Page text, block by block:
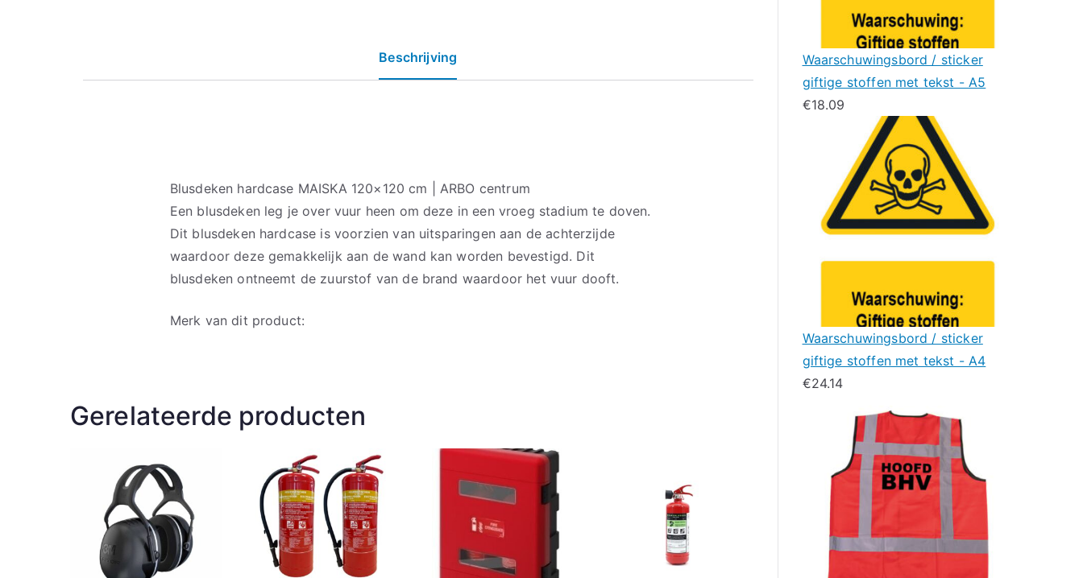
Beschrijving
Blusdeken hardcase MAISKA 120×120 cm | ARBO centrum
Een blusdeken leg je over vuur heen om deze in een vroeg stadium te doven.
Dit blusdeken hardcase is voorzien van uitsparingen aan de achterzijde
waardoor deze gemakkelijk aan de wand kan worden bevestigd. Dit
blusdeken ontneemt de zuurstof van de brand waardoor het vuur dooft.
Merk van dit product:
Gerelateerde producten
Waarschuwingsbord / sticker
giftige stoffen met tekst - A5
€18.09
Waarschuwingsbord / sticker
giftige stoffen met tekst - A4
€24.14